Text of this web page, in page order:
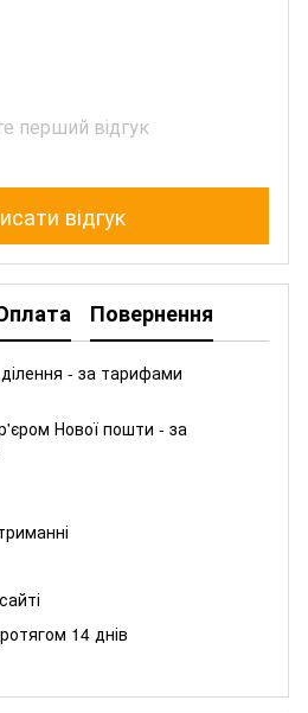
перший відгук
відгук
Повернення
- за тарифами
Нової пошти - за
14 днів